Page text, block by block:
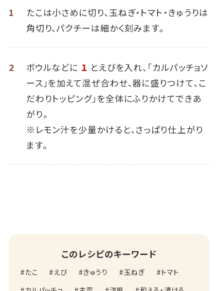
1
たこは小さめに切り、玉ねぎ・トマト・きゅうりは
角切り、パクチーは細かく刻みます。
2 ボウルなどに １ とえびを入れ、「カルパッチョソ
ース」を加えて混ぜ合わせ、器に盛りつけて、こ
だわりトッピング」を全体にふりかけてできあ
がり。
※レモン汁を少量かけると、さっぱり仕上がり
ます。
このレシピのキーワード
たこ えび きゅうり 玉ねぎ
トマト